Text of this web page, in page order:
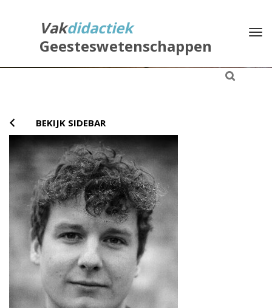
Vakdidactiek
Geesteswetenschappen
BEKIJK SIDEBAR